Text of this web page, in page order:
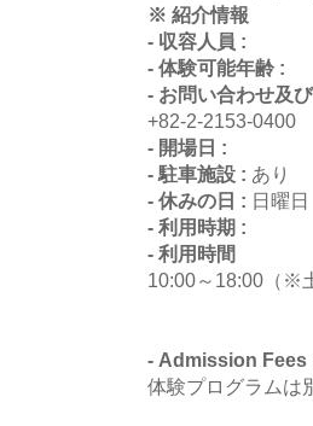
※ 紹介情報
- 収容人員 :
- 体験可能年齢 :
- お問い合わせ及
+82-2-2153-0400
- 開場日 :
- 駐車施設 : あり
- 休みの日 : 日曜日
- 利用時期 :
- 利用時間
10:00～18:00（※
- Admission Fees
体験プログラムは